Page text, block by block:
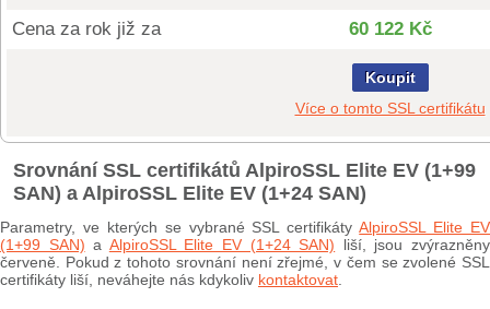
Cena za rok již za 60 122 Kč
Koupit
Více o tomto SSL certifikátu
Srovnání SSL certifikátů AlpiroSSL Elite EV (1+99
SAN) a AlpiroSSL Elite EV (1+24 SAN)
Parametry, ve kterých se vybrané SSL certifikátyAlpiroSSL Elite EV
(1+99 SAN) a AlpiroSSL Elite EV (1+24 SAN) liší, jsou zvýrazněny
červeně. Pokud z tohoto srovnání není zřejmé, v čem se zvolené SSL
certifikáty liší, neváhejte nás kdykoliv kontaktovat